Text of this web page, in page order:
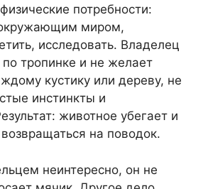
потребности:
миром,
исследовать. Владелец
по тропинке и не желает
кустику или дереву, не
инстинкты и
животное убегает и
на поводок.
неинтересно, он не